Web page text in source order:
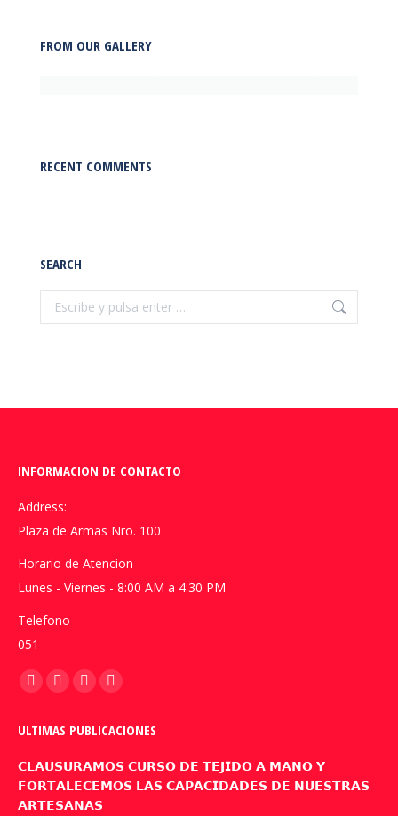
FROM OUR GALLERY
RECENT COMMENTS
SEARCH
Buscar:
INFORMACION DE CONTACTO
Address:
Plaza de Armas Nro. 100
Horario de Atencion
Lunes - Viernes - 8:00 AM a 4:30 PM
Telefono
051 -
Encuéntranos en:
Facebook
opens
in
new
window
YouTube
opens
in
new
window
Linkedin
opens
in
new
window
Instagram
opens
in
new
ULTIMAS PUBLICACIONES
𝗖𝗟𝗔𝗨𝗦𝗨𝗥𝗔𝗠𝗢𝗦 𝗖𝗨𝗥𝗦𝗢 𝗗𝗘 𝗧𝗘𝗝𝗜𝗗𝗢 𝗔 𝗠𝗔𝗡𝗢 𝗬
𝗙𝗢𝗥𝗧𝗔𝗟𝗘𝗖𝗘𝗠𝗢𝗦 𝗟𝗔𝗦 𝗖𝗔𝗣𝗔𝗖𝗜𝗗𝗔𝗗𝗘𝗦 𝗗𝗘 𝗡𝗨𝗘𝗦𝗧𝗥𝗔𝗦
𝗔𝗥𝗧𝗘𝗦𝗔𝗡𝗔𝗦